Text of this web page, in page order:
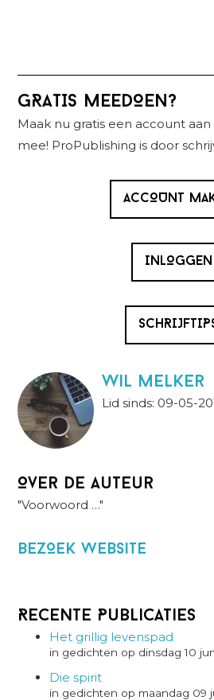
Primaire
Sidebar
GRATIS MEEDOEN?
Maak nu gratis een account
mee! ProPublishing is door
ACCOUNT
INLOGGEN
wil melker
Lid sinds: 09-05-
Over de auteur
"Voorwoord …"
BezOek website
Recente Publicaties
Het grillig levenspad
in gedichten op dinsdag 10
Die spirit
in gedichten op maandag 09